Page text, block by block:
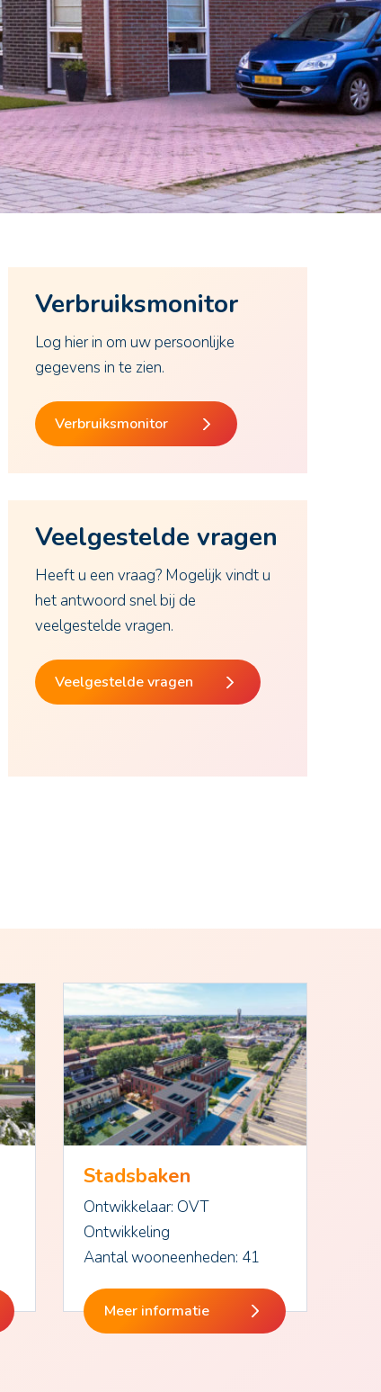
Verbruiksmonitor
Log hier in om uw persoonlijke
gegevens in te zien.
Verbruiksmonitor
Veelgestelde vragen
Heeft u een vraag? Mogelijk vindt u
het antwoord snel bij de
veelgestelde vragen.
Veelgestelde vragen
Stadsbaken
Ontwikkelaar: OVT
Ontwikkeling
Aantal wooneenheden: 41
Meer informatie